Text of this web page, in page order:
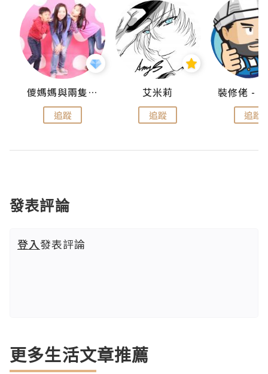
儍媽媽與兩隻小魔怪之家
追蹤
艾米莉
追蹤 追蹤
發表評論
登入發表評論
更多生活文章推薦